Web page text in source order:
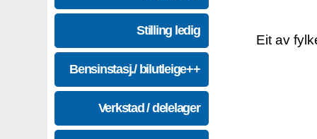
Stilling ledig
Bensinstasj./ bilutleige++
Verkstad / delelager
Eit av